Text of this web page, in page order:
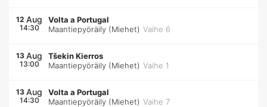
12 Aug
14:30
Volta a Portugal
Maantiepyöräily (Miehet) Vaihe 6
13 Aug
13:00
Tšekin Kierros
Maantiepyöräily (Miehet) Vaihe 1
13 Aug
14:30
Volta a Portugal
Maantiepyöräily (Miehet) Vaihe 7